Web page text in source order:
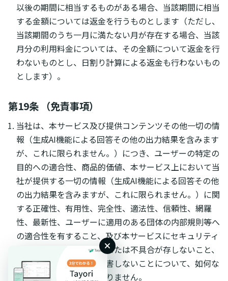
以後の期間に相当するものがある場合、当該期間に相当
する金額については返金を行うものとします（ただし、
当該期間のうち一月に満たない月が存在する場合、当該
月分の利用料金については、その全額について返金を行
わないものとし、日割り計算による返金も行わないもの
とします）。
第19条 （免責事項）
当社は、本サービス及び提供コンテンツその他一切の情
報（生成AI機能による回答その他の出力結果を含みます
が、これに限られません。）につき、ユーザーの特定の
目的への適合性、商品的価値、本サービス上において当
社が提供する一切の情報（生成AI機能による回答その他
の出力結果を含みますが、これに限られません。）に関
する正確性、有用性、完全性、適法性、信頼性、網羅
性、最新性、ユーザーに適用のある団体の内部規則等へ
の適合性を有すること、及び本サービスにセキュリティ
上の欠陥、エラー、バグまたは不具合が存しないこと、
並びに第三者の権利を侵害しないことについて、如何な
る保証も行うものではありません。